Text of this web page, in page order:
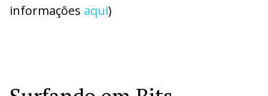
informações aqui)